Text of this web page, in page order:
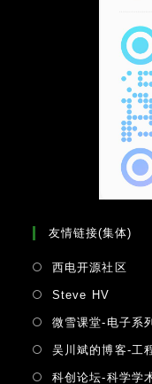
友情链接(集体)
西电开源社区
new
tab
Steve HV
a
new
tab
微雪课堂-电子系
吴川斌的博客-工
科创论坛-科学学